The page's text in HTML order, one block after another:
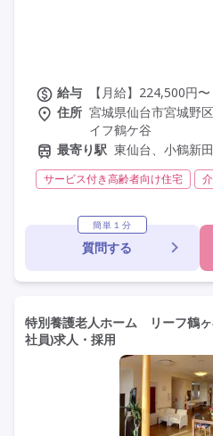
給与
【月給】224,500円〜
住所 宮城県仙台市宮城野
イフ鶴ケ谷
最寄り駅 東仙台、小鶴新
サービス付き高齢者向け住宅
初任
残業月20時間以内
社会保険完備
交通費支給
簡単１分
質問する
特別養護老人ホーム リーフ鶴
社員)求人・採用